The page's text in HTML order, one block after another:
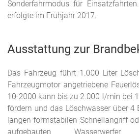
Sonderfahrmodus für
erfolgte im Frühjahr 2017.
Ausstattung zur
Das Fahrzeug führt 1.000 Liter
Fahrzeugmotor angetriebene
10-2000 kann bis zu 2.000 l/min bei
fördern und das Löschwasser über 4
langen formstabilen Schnellangriff
aufgebauten